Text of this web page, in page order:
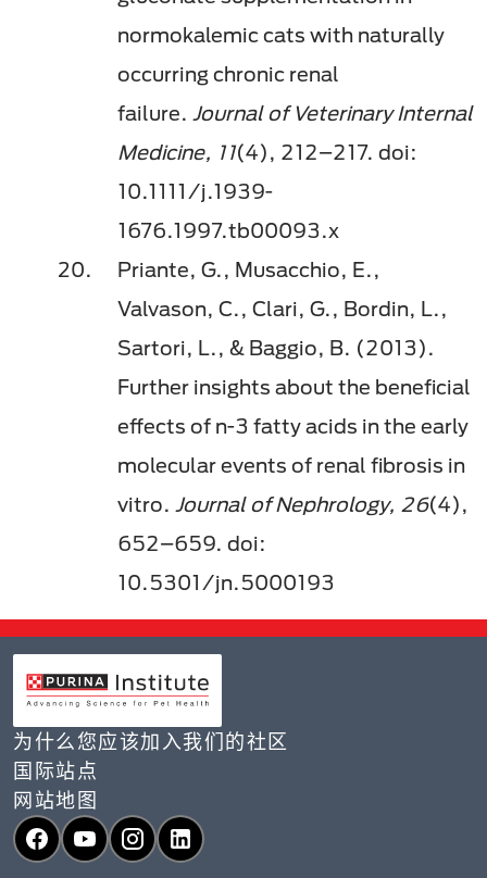
normokalemic cats with naturally
occurring chronic renal
failure. Journal of Veterinary Internal
Medicine, 11(4), 212–217. doi:
10.1111/j.1939-
1676.1997.tb00093.x
Priante, G., Musacchio, E.,
Valvason, C., Clari, G., Bordin, L.,
Sartori, L., & Baggio, B. (2013).
Further insights about the beneficial
effects of n-3 fatty acids in the early
molecular events of renal fibrosis in
vitro. Journal of Nephrology, 26(4),
652–659. doi:
10.5301/jn.5000193
为什么您应该加入我们的社区
国际站点
网站地图
Facebook
YouTubeInstagram
LinkedIn